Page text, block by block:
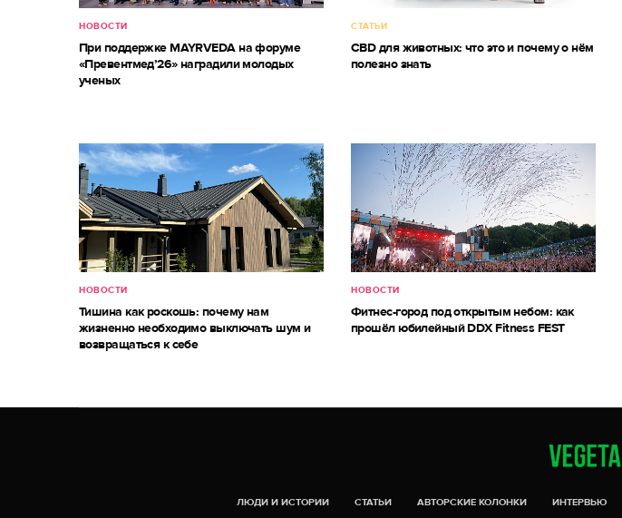
НОВОСТИ
При поддержке MAYRVEDA на форуме
«Превентмед’26» наградили молодых
ученых
СТАТЬИ
CBD для животных: что это и почему о нём
полезно знать
НОВОСТИ
Тишина как роскошь: почему нам
жизненно необходимо выключать шум и
возвращаться к себе
НОВОСТИ
Фитнес-город под открытым небом: как
прошёл юбилейный DDX Fitness FEST
ЛЮДИ И ИСТОРИИ СТАТЬИ АВТОРСКИЕ КОЛОНКИ ИНТЕРВЬЮ